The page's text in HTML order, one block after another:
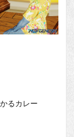
るカレー